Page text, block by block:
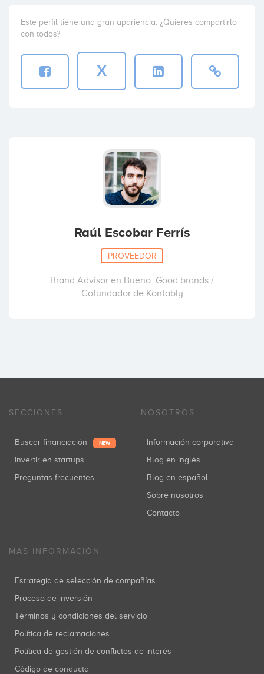
Este perfil tiene una gran apariencia. ¿Quieres compartirlo
con todos?
X
Raúl Escobar Ferrís
PROVEEDOR
Brand Advisor en Bueno. Good brands /
Cofundador de Kontably
SECCIONES
Buscar financiación NEW
Invertir en startups
Preguntas frecuentes
NOSOTROS
Información corporativa
Blog en inglés
Blog en español
Sobre nosotros
Contacto
MÁS INFORMACIÓN
Estrategia de selección de compañías
Proceso de inversión
Términos y condiciones del servicio
Política de reclamaciones
Política de gestión de conflictos de interés
Código de conducta